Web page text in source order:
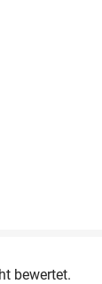
bewertet.